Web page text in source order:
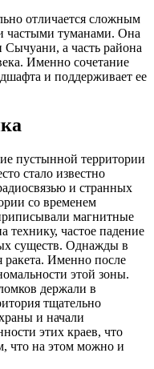
отличается сложным
частыми туманами. Она
Сычуани, а часть района
Именно сочетание
и поддерживает ее
пустынной территории
стало известно
и странных
со временем
магнитные
технику, частое падение
существ. Однажды в
ракета. Именно после
этой зоны.
держали в
тщательно
и начали
этих краев, что
что на этом можно и